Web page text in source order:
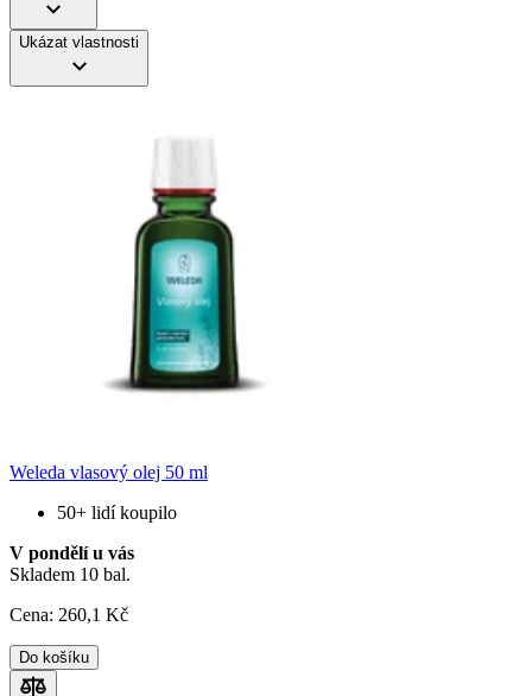
Ukázat vlastnosti
Weleda vlasový olej 50 ml
50+ lidí koupilo
V pondělí u vás
Skladem 10 bal.
Cena: 260,1 Kč
Do košíku